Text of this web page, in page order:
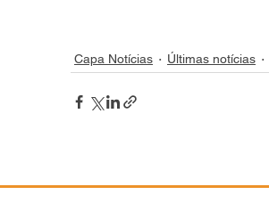
Capa Notícias Últimas notícias